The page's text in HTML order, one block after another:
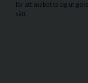
för att snabbt ta sig ut
sätt.